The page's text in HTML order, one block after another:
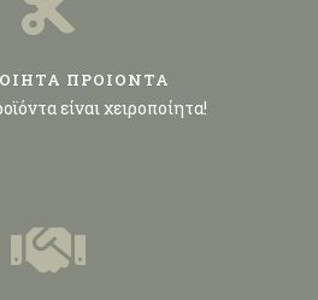
ΠΡΟΙΟΝΤΑ
είναι χειροποίητα!